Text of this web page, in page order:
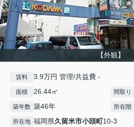
【外観】
賃料 3.9万円 管理/共益費 -
面積 26.44㎡ 間取り
築年数 築46年 所在階
所在地 福岡県久留米市小頭町10-3